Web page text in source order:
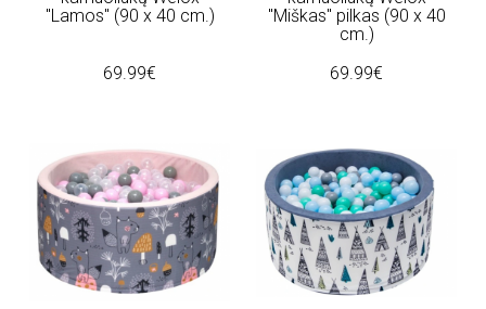
"Lamos" (90 x 40 cm.)
69.99€
"Miškas" pilkas (90 x 40
cm.)
69.99€